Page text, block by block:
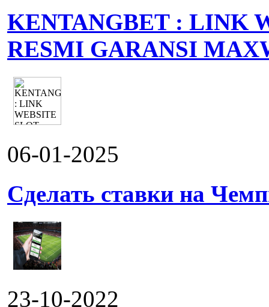
KENTANGBET : LINK
RESMI GARANSI
06-01-2025
Сделать ставки на
23-10-2022